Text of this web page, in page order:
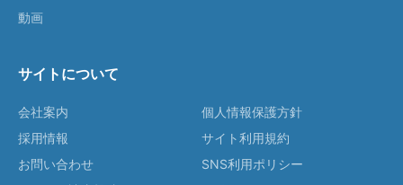
動画
サイトについて
会社案内
採用情報
お問い合わせ
個人情報保護方針
サイト利用規約
SNS利用ポリシー